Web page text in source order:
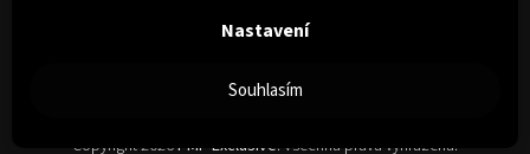
Nastavení
Souhlasím
Copyright 2026PMP Exclusive. Všechna práva vyhrazena.